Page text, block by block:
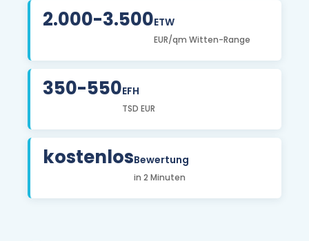
2.000-3.500ETW
EUR/qm Witten-Range
350-550EFH
TSD EUR
kostenlosBewertung
in 2 Minuten